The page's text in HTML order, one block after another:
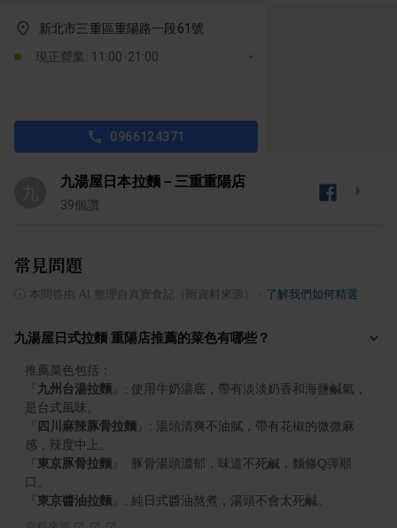
新北市三重區重陽路一段61號
現正營業: 11:00-21:00
0966124371
九湯屋日本拉麵－三重重陽店
39個讚
常見問題
本問答由 AI 整理自真實食記（附資料來源） 了解我們如何精選
九湯屋日式拉麵 重陽店推薦的菜色有哪些？
九州台湯拉麵
: 使用牛奶湯底，帶有淡淡奶香和海鹽鹹氣，
四川麻辣豚骨拉麵
: 湯頭清爽不油膩，帶有花椒的微微麻
東京豚骨拉麵
: 豚骨湯頭濃郁，味道不死鹹，麵條Q彈順
東京醬油拉麵 : 純日式醬油熬煮，湯頭不會太死鹹。